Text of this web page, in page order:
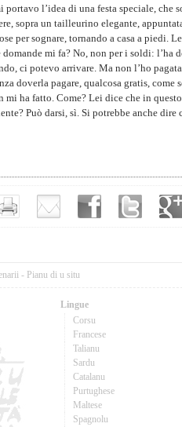
portavo l’idea di una festa speciale, che
sopra un tailleurino elegante,
per sognare, tornando a casa a piedi.
mi fa? No, non per i soldi: l’ha
ci potevo arrivare. Ma non l’ho
doverla pagare, qualcosa gratis, come
mi ha fatto. Come? Lei dice che in
Può darsi, sì. Si potrebbe anche dire
- Pianu di u situ
Lingue
Corsu
Francese
Talianu
Sardu
Catalanu
Purtughese
Maltese
Spagnolu